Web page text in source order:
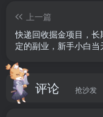
上一篇
快递回收掘金项目，长
定的副业，新手小白当
评论 抢沙发